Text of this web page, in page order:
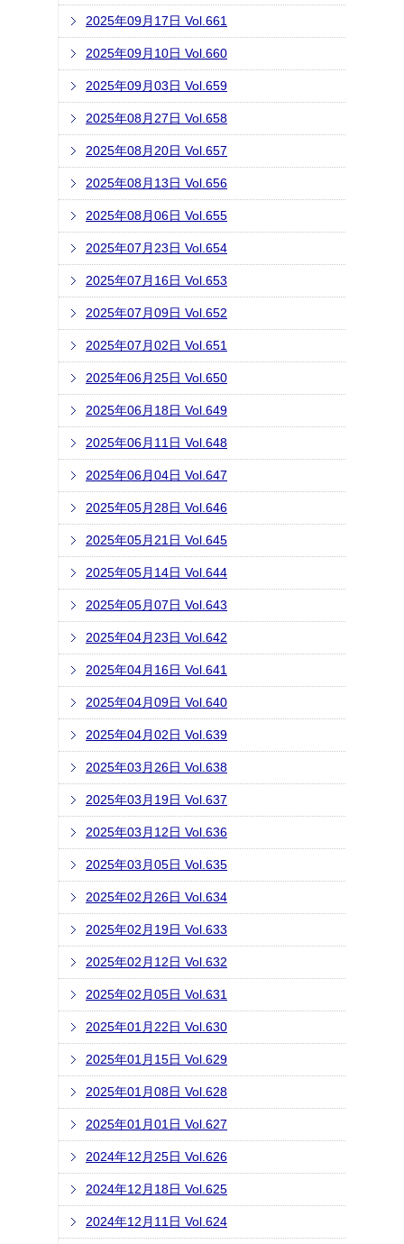
2025年09月17日 Vol.661
2025年09月10日 Vol.660
2025年09月03日 Vol.659
2025年08月27日 Vol.658
2025年08月20日 Vol.657
2025年08月13日 Vol.656
2025年08月06日 Vol.655
2025年07月23日 Vol.654
2025年07月16日 Vol.653
2025年07月09日 Vol.652
2025年07月02日 Vol.651
2025年06月25日 Vol.650
2025年06月18日 Vol.649
2025年06月11日 Vol.648
2025年06月04日 Vol.647
2025年05月28日 Vol.646
2025年05月21日 Vol.645
2025年05月14日 Vol.644
2025年05月07日 Vol.643
2025年04月23日 Vol.642
2025年04月16日 Vol.641
2025年04月09日 Vol.640
2025年04月02日 Vol.639
2025年03月26日 Vol.638
2025年03月19日 Vol.637
2025年03月12日 Vol.636
2025年03月05日 Vol.635
2025年02月26日 Vol.634
2025年02月19日 Vol.633
2025年02月12日 Vol.632
2025年02月05日 Vol.631
2025年01月22日 Vol.630
2025年01月15日 Vol.629
2025年01月08日 Vol.628
2025年01月01日 Vol.627
2024年12月25日 Vol.626
2024年12月18日 Vol.625
2024年12月11日 Vol.624